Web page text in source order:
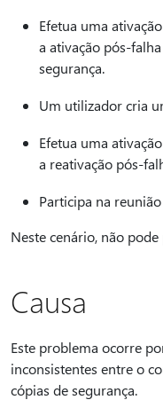
Efetua uma
a ativação pós-
segurança.
Um utilizador cria
Efetua uma
a reativação pós-
Participa na
Neste cenário, não
Causa
Este problema ocorre
inconsistentes entre o
cópias de segurança.